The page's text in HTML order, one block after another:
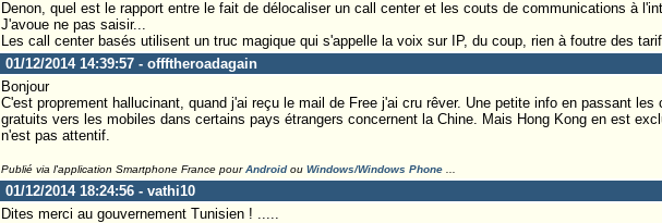
Denon, quel est le rapport entre le fait de délocaliser un call center et les couts de communications à
J'avoue ne pas saisir...
Les call center basés utilisent un truc magique qui s'appelle la voix sur IP, du coup, rien à foutre des
01/12/2014 14:39:57 - offftheroadagain
Bonjour
C'est proprement hallucinant, quand j'ai reçu le mail de Free j'ai cru rêver. Une petite info en passant
gratuits vers les mobiles dans certains pays étrangers concernent la Chine. Mais Hong Kong en est
n'est pas attentif.
Publié via l'application Smartphone France pourAndroidou Windows/Windows Phone...
01/12/2014 18:24:56 - vathi10
Dites merci au gouvernement Tunisien ! .....